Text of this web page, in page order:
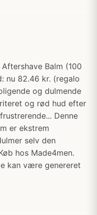
Balm (100
nu 82.46 kr. (regalo
og dulmende
og rød hud efter
Denne
er ekstrem
selv den
hos Made4men.
kan være genereret